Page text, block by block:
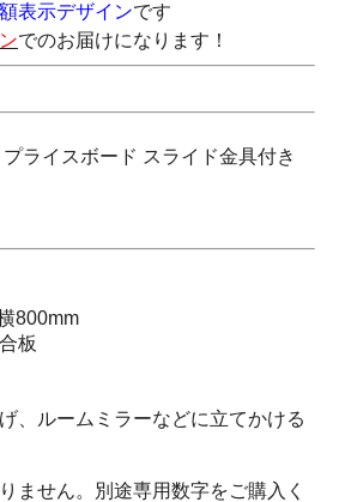
表示デザインです
でのお届けになります！
ライスボード スライド金具付き
800mm
板
、ルームミラーなどに立てかける
ません。別途専用数字をご購入く